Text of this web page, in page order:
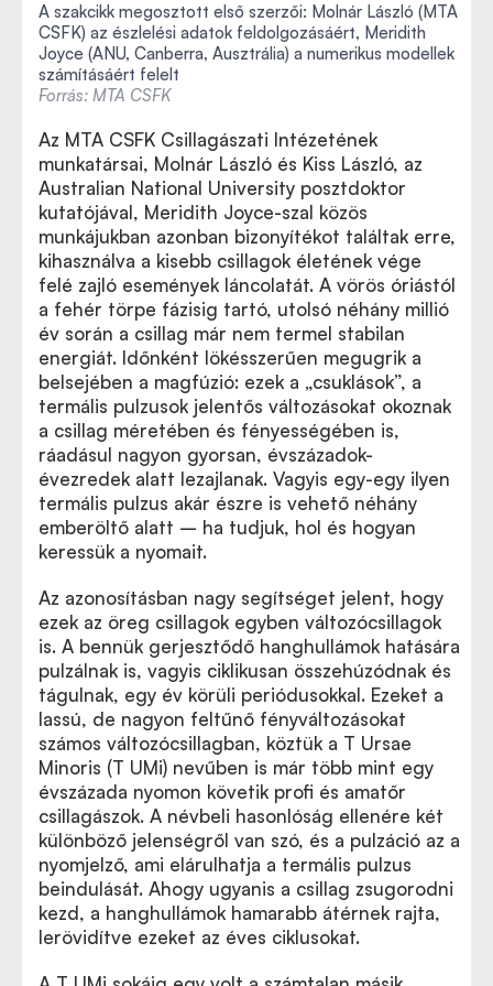
A szakcikk megosztott első szerzői: Molnár László (MTA
CSFK) az észlelési adatok feldolgozásáért, Meridith
Joyce (ANU, Canberra, Ausztrália) a numerikus modellek
számításáért felelt
Forrás: MTA CSFK
Az MTA CSFK Csillagászati Intézetének
munkatársai, Molnár László és Kiss László, az
Australian National University posztdoktor
kutatójával, Meridith Joyce-szal közös
munkájukban azonban bizonyítékot találtak erre,
kihasználva a kisebb csillagok életének vége
felé zajló események láncolatát. A vörös óriástól
a fehér törpe fázisig tartó, utolsó néhány millió
év során a csillag már nem termel stabilan
energiát. Időnként lökésszerűen megugrik a
belsejében a magfúzió: ezek a „csuklások”, a
termális pulzusok jelentős változásokat okoznak
a csillag méretében és fényességében is,
ráadásul nagyon gyorsan, évszázadok-
évezredek alatt lezajlanak. Vagyis egy-egy ilyen
termális pulzus akár észre is vehető néhány
emberöltő alatt – ha tudjuk, hol és hogyan
keressük a nyomait.
Az azonosításban nagy segítséget jelent, hogy
ezek az öreg csillagok egyben változócsillagok
is. A bennük gerjesztődő hanghullámok hatására
pulzálnak is, vagyis ciklikusan összehúzódnak és
tágulnak, egy év körüli periódusokkal. Ezeket a
lassú, de nagyon feltűnő fényváltozásokat
számos változócsillagban, köztük a T Ursae
Minoris (T UMi) nevűben is már több mint egy
évszázada nyomon követik profi és amatőr
csillagászok. A névbeli hasonlóság ellenére két
különböző jelenségről van szó, és a pulzáció az a
nyomjelző, ami elárulhatja a termális pulzus
beindulását. Ahogy ugyanis a csillag zsugorodni
kezd, a hanghullámok hamarabb átérnek rajta,
lerövidítve ezeket az éves ciklusokat.